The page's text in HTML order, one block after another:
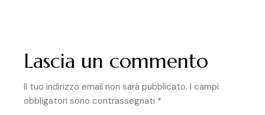
Lascia un commento
Il tuo indirizzo email non sarà pubblicato. I campi
obbligatori sono contrassegnati *